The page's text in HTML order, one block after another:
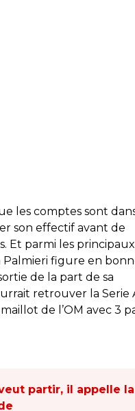
les comptes sont
son effectif avant de
Et parmi les principaux
Palmieri figure en
de la part de sa
retrouver la Serie
de l’OM avec 3
partir, il appelle la